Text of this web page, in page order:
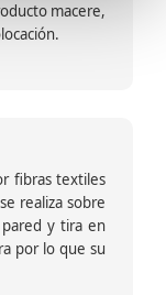
macere,
fibras textiles
realiza sobre
y tira en
por lo que su